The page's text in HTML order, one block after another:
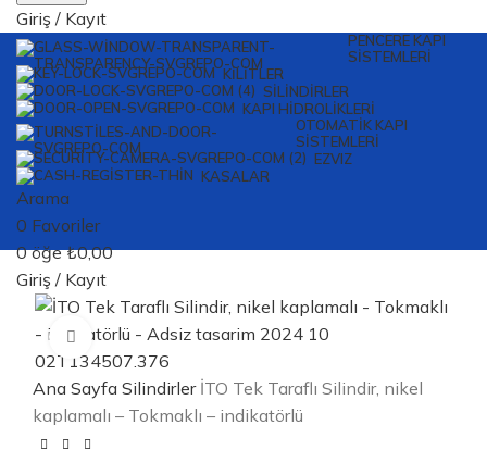
Giriş / Kayıt
PENCERE KAPI
SISTEMLERI
KILITLER
SILINDIRLER
KAPI HIDROLIKLERI
OTOMATIK KAPI
SISTEMLERI
EZVIZ
KASALAR
Arama
0 Favoriler
0öğe ₺0,00
Giriş / Kayıt
Büyütmek için tıklayın
Ana Sayfa Silindirler İTO Tek Taraflı Silindir, nikel
kaplamalı – Tokmaklı – indikatörlü